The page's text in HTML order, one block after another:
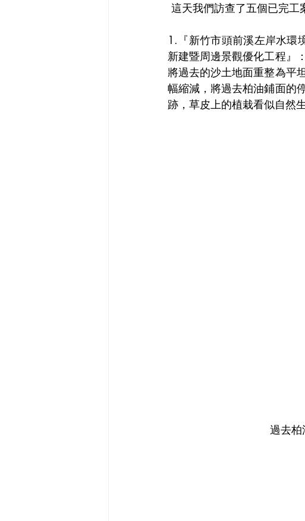
這天我們訪查了五個已完工
1.『新竹市頭前溪左岸水環
新建暨周邊景觀優化工程』
將過去的沙土地面重整為平
幅縮減，將過去柏油鋪面的
跡，草皮上的植栽看似自然
過去柏